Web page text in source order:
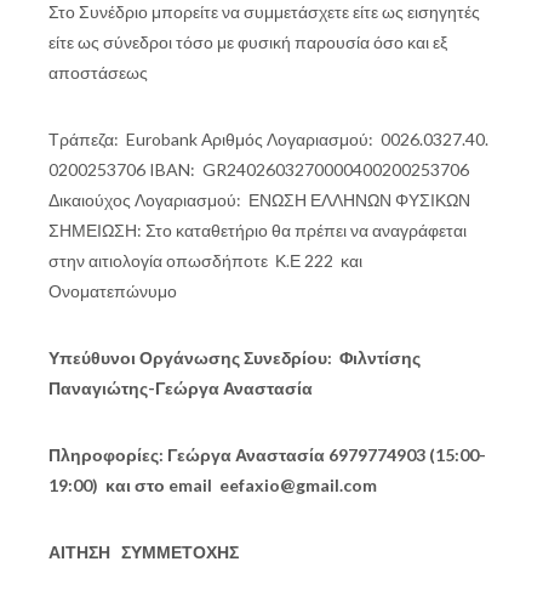
Στο Συνέδριο μπορείτε να συμμετάσχετε είτε ως εισηγητές
είτε ως σύνεδροι τόσο με φυσική παρουσία όσο και εξ
αποστάσεως
Τράπεζα: Eurobank Αριθμός Λογαριασμού: 0026.0327.40.
0200253706 IBAN: GR2402603270000400200253706
Δικαιούχος Λογαριασμού: ΕΝΩΣΗ ΕΛΛΗΝΩΝ ΦΥΣΙΚΩΝ
ΣΗΜΕΙΩΣΗ: Στο καταθετήριο θα πρέπει να αναγράφεται
στην αιτιολογία οπωσδήποτε Κ.Ε 222 και
Ονοματεπώνυμο
Υπεύθυνοι Οργάνωσης Συνεδρίου: Φιλντίσης
Παναγιώτης-Γεώργα Αναστασία
Πληροφορίες: Γεώργα Αναστασία 6979774903 (15:00-
19:00) και στο email eefaxio@gmail.com
ΑΙΤΗΣΗ ΣΥΜΜΕΤΟΧΗΣ